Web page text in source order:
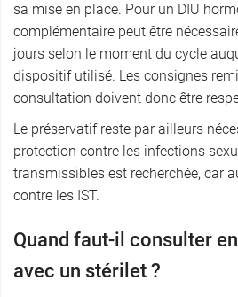
sa mise en place. Pour un DIU
complémentaire peut être
jours selon le moment du cycle
dispositif utilisé. Les consignes
consultation doivent donc être
Le préservatif reste par ailleurs
protection contre les infections
transmissibles est recherchée, car
contre les IST.
Quand faut-il consulter
avec un stérilet ?